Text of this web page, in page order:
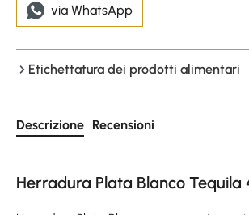
via WhatsApp
Etichettatura dei prodotti alimentari
Descrizione Recensioni
Herradura Plata Blanco Tequila